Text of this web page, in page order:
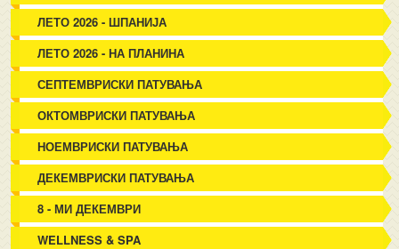
ЛЕТО 2026 - ШПАНИЈА
ЛЕТО 2026 - НА ПЛАНИНА
СЕПТЕМВРИСКИ ПАТУВАЊА
ОКТОМВРИСКИ ПАТУВАЊА
НОЕМВРИСКИ ПАТУВАЊА
ДЕКЕМВРИСКИ ПАТУВАЊА
8 - МИ ДЕКЕМВРИ
WELLNESS & SPA